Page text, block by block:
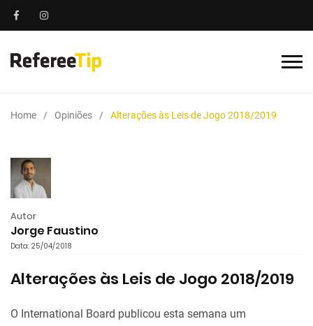
Home Opiniões Alterações às Leis de Jogo 2018/2019
Autor
Jorge Faustino
Data: 25/04/2018
Alterações às Leis de Jogo 2018/2019
O International Board publicou esta semana um